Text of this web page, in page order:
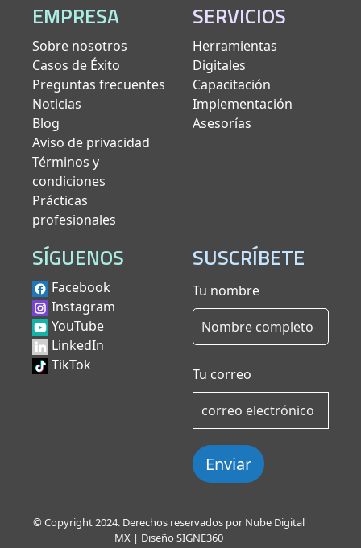
EMPRESA
Sobre nosotros
Casos de Éxito
Preguntas frecuentes
Noticias
Blog
Aviso de privacidad
Términos y
condiciones
Prácticas
profesionales
SERVICIOS
Herramientas
Digitales
Capacitación
Implementación
Asesorías
SÍGUENOS
Facebook
Instagram
YouTube
LinkedIn
TikTok
SUSCRÍBETE
Tu nombre
Tu correo
Enviar
© Copyright 2024. Derechos reservados por Nube Digital
MX | Diseño SIGNE360